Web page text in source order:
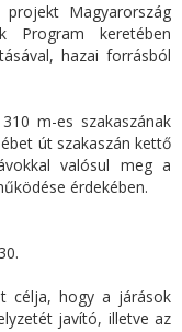
Magyarország
Program keretében
hazai forrásból
m-es szakaszának
út szakaszán kettő
valósul meg a
érdekében.
célja, hogy a járások
javító, illetve az